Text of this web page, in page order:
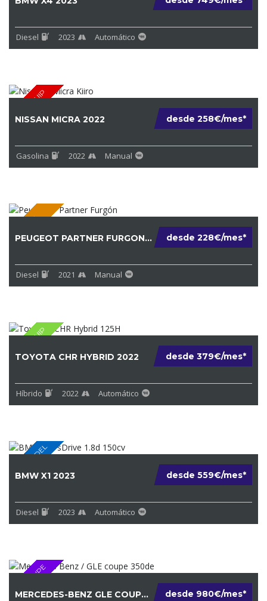
Diesel 2023 Automático
FULL EQUIP desde 258€/mes*
NISSAN MICRA 2022
Gasolina 2022 Manual
DIESEL
desde 228€/mes*
PEUGEOT PARTNER FURGON 2021
Diesel 2021 Manual
FULL EQUIP desde 379€/mes*
TOYOTA CHR HYBRID 2022
Híbrido 2022 Automático
NEW MODEL desde 559€/mes*
BMW X1 2023
Diesel 2023 Automático
GLE COUPE desde 980€/mes*
MERCEDES-BENZ GLE COUPE 2021